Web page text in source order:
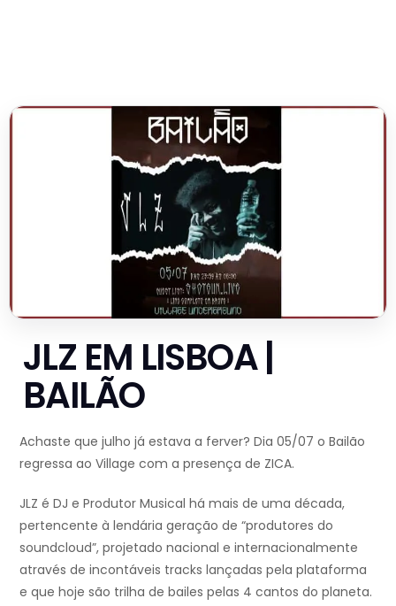
JLZ EM LISBOA |
BAILÃO
Achaste que julho já estava a ferver? Dia 05/07 o Bailão
regressa ao Village com a presença de ZICA.
JLZ é DJ e Produtor Musical há mais de uma década,
pertencente à lendária geração de “produtores do
soundcloud”, projetado nacional e internacionalmente
através de incontáveis tracks lançadas pela plataforma
e que hoje são trilha de bailes pelas 4 cantos do planeta.